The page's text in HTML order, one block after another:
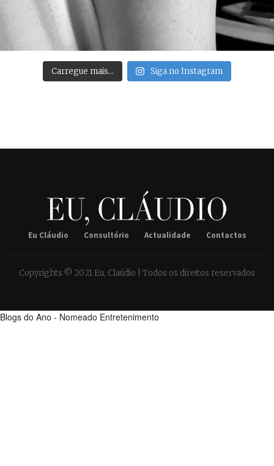
Carregue mais… Siga no Instagram
Eu Cláudio Consultório Actualidade Contactos
Copyrights © 2021 Eu, Claúdio | Todos os direitos reservados
Blogs do Ano - Nomeado Entretenimento